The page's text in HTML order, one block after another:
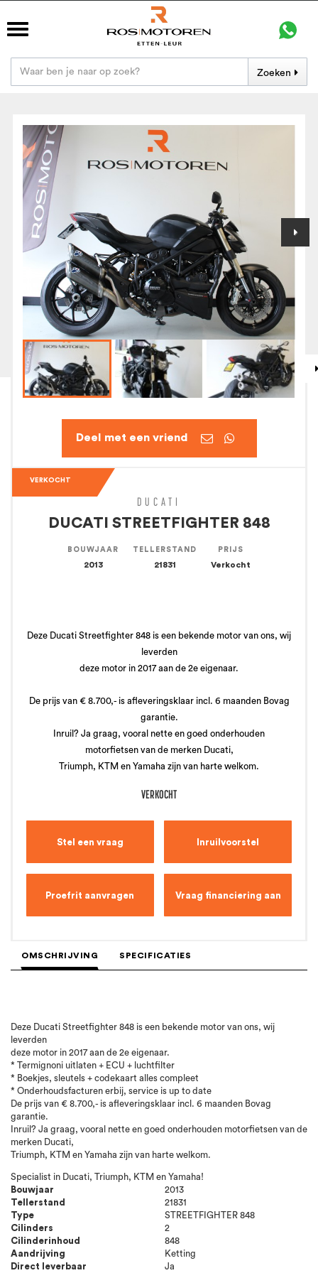
Zoeken
 
VERKOCHT
DUCATI
DUCATI STREETFIGHTER 848
BOUWJAAR
2013
TELLERSTAND
21831
PRIJS
Verkocht
Deze Ducati Streetfighter 848 is een bekende motor van ons, wij
leverden
deze motor in 2017 aan de 2e eigenaar.
De prijs van € 8.700,- is afleveringsklaar incl. 6 maanden Bovag
garantie.
Inruil? Ja graag, vooral nette en goed onderhouden
motorfietsen van de merken Ducati,
Triumph, KTM en Yamaha zijn van harte welkom.
VERKOCHT
Stel een vraag Inruilvoorstel
Proefrit aanvragen Vraag financiering aan
OMSCHRIJVING SPECIFICATIES
Deze Ducati Streetfighter 848 is een bekende motor van ons, wij
leverden
deze motor in 2017 aan de 2e eigenaar.
* Termignoni uitlaten + ECU + luchtfilter
* Boekjes, sleutels + codekaart alles compleet
* Onderhoudsfacturen erbij, service is up to date
De prijs van € 8.700,- is afleveringsklaar incl. 6 maanden Bovag
garantie.
Inruil? Ja graag, vooral nette en goed onderhouden motorfietsen van de
merken Ducati,
Triumph, KTM en Yamaha zijn van harte welkom.
Specialist in Ducati, Triumph, KTM en Yamaha!
Bouwjaar
2013
Tellerstand
21831
Type
STREETFIGHTER 848
Cilinders
2
Cilinderinhoud
848
Aandrijving
Ketting
Direct leverbaar
Ja